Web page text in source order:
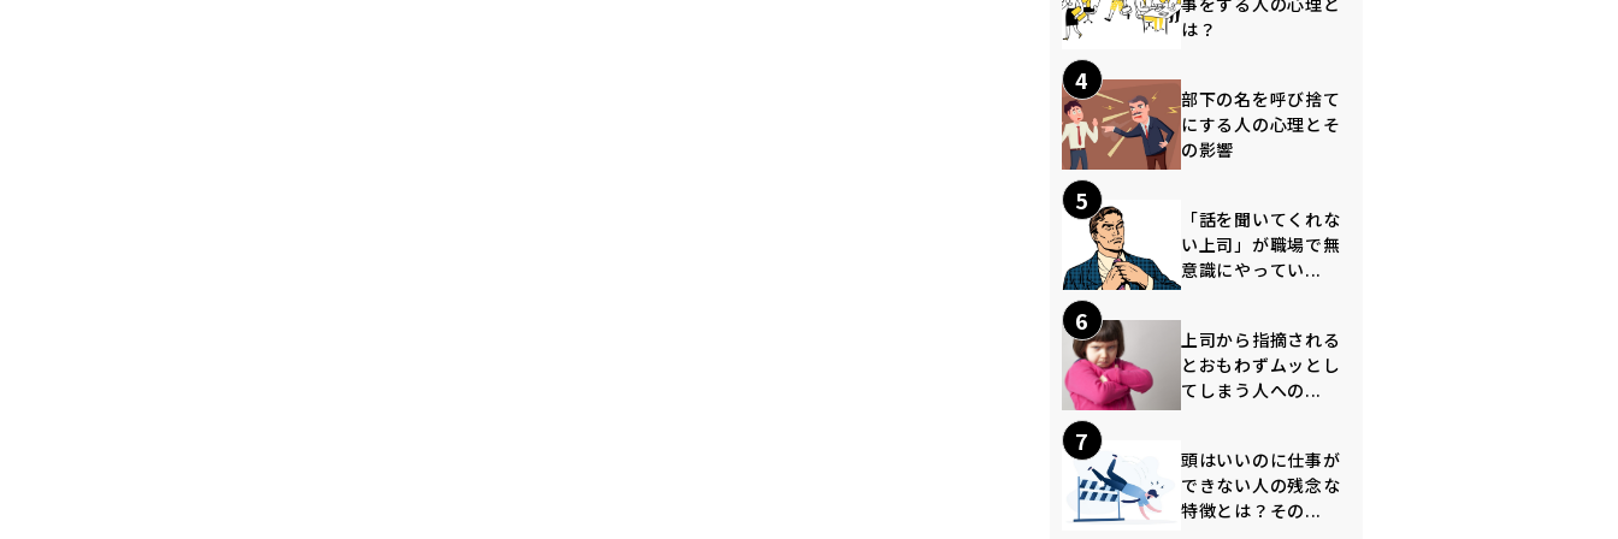
は？
4
部下の名を呼び捨て
にする人の心理とそ
の影響
5
「話を聞いてくれな
い上司」が職場で無
意識にやってい...
6
上司から指摘される
とおもわずムッとし
てしまう人への...
7
頭はいいのに仕事が
できない人の残念な
特徴とは？その...